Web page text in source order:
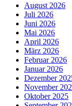
August 2026
Juli 2026
Juni 2026
Mai 2026
April 2026
März 2026
Februar 2026
Januar 2026
Dezember
November
Oktober 2025